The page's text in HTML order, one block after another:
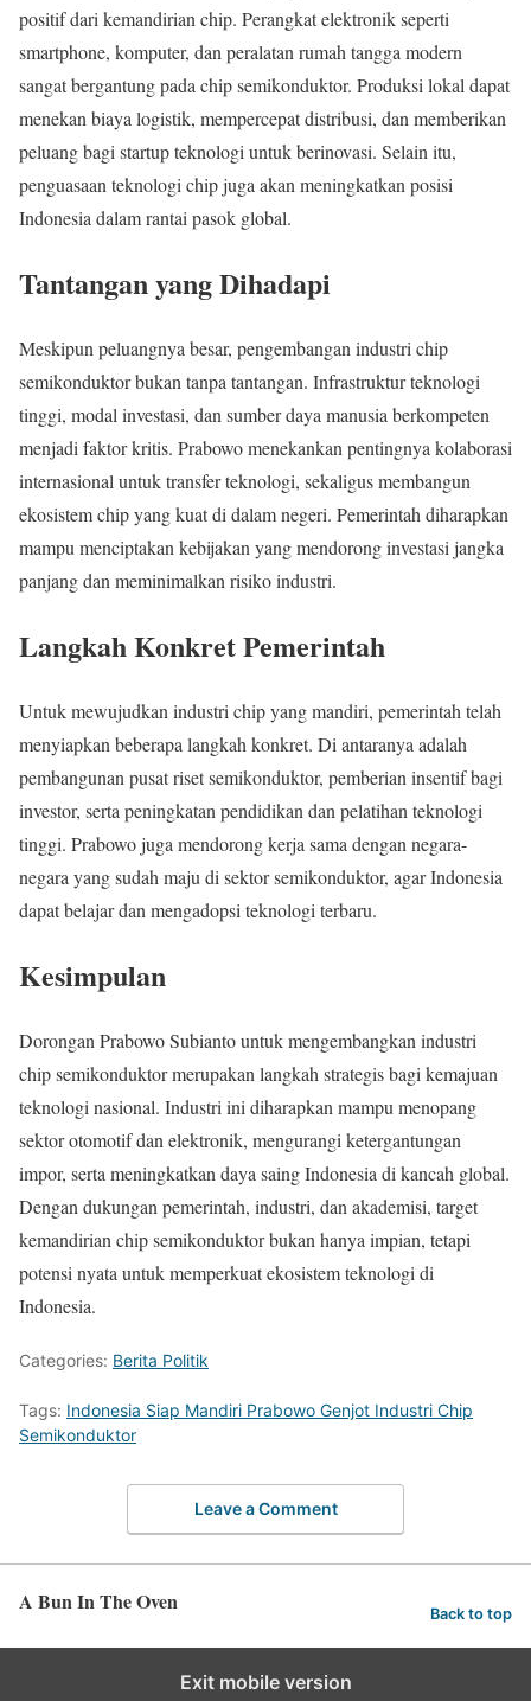
positif dari kemandirian chip. Perangkat elektronik seperti
smartphone, komputer, dan peralatan rumah tangga modern
sangat bergantung pada chip semikonduktor. Produksi lokal dapat
menekan biaya logistik, mempercepat distribusi, dan memberikan
peluang bagi startup teknologi untuk berinovasi. Selain itu,
penguasaan teknologi chip juga akan meningkatkan posisi
Indonesia dalam rantai pasok global.
Tantangan yang Dihadapi
Meskipun peluangnya besar, pengembangan industri chip
semikonduktor bukan tanpa tantangan. Infrastruktur teknologi
tinggi, modal investasi, dan sumber daya manusia berkompeten
menjadi faktor kritis. Prabowo menekankan pentingnya kolaborasi
internasional untuk transfer teknologi, sekaligus membangun
ekosistem chip yang kuat di dalam negeri. Pemerintah diharapkan
mampu menciptakan kebijakan yang mendorong investasi jangka
panjang dan meminimalkan risiko industri.
Langkah Konkret Pemerintah
Untuk mewujudkan industri chip yang mandiri, pemerintah telah
menyiapkan beberapa langkah konkret. Di antaranya adalah
pembangunan pusat riset semikonduktor, pemberian insentif bagi
investor, serta peningkatan pendidikan dan pelatihan teknologi
tinggi. Prabowo juga mendorong kerja sama dengan negara-
negara yang sudah maju di sektor semikonduktor, agar Indonesia
dapat belajar dan mengadopsi teknologi terbaru.
Kesimpulan
Dorongan Prabowo Subianto untuk mengembangkan industri
chip semikonduktor merupakan langkah strategis bagi kemajuan
teknologi nasional. Industri ini diharapkan mampu menopang
sektor otomotif dan elektronik, mengurangi ketergantungan
impor, serta meningkatkan daya saing Indonesia di kancah global.
Dengan dukungan pemerintah, industri, dan akademisi, target
kemandirian chip semikonduktor bukan hanya impian, tetapi
potensi nyata untuk memperkuat ekosistem teknologi di
Indonesia.
Categories: Berita Politik
Tags: Indonesia Siap Mandiri Prabowo Genjot Industri Chip
Semikonduktor
Leave a Comment
A Bun In The Oven Back to top
Exit mobile version